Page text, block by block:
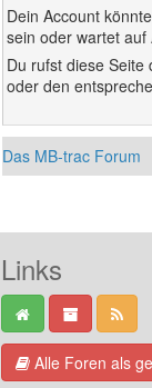
Dein Account
sein oder wartet auf
Du rufst diese
oder den
Das MB-trac Forum
Links
Alle Foren als